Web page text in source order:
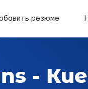
резюме
-